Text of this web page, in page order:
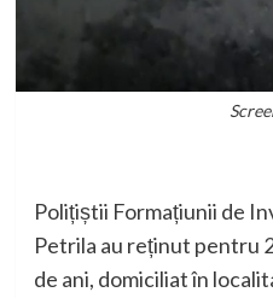
Polițiștii Formațiunii de
Petrila au reținut pentru
de ani, domiciliat în